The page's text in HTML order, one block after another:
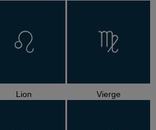
Lion Vierge